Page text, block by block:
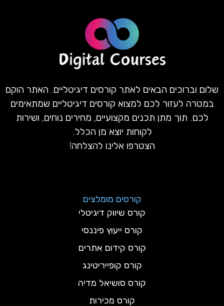
שלום וברוכים הבאים לאתר קורסים דיגיטליים. האתר הוקם
במטרה לעזור לכם למצוא קורסים דיגיטליים שמתאימים
לכם. תוך מתן תכנים מקצועיים, מחירים נוחים, ושירות
לקוחות יוצא מן הכלל.
הצטרפו אלינו להצלחה!
קורסים מומלצים
קורס שיווק דיגיטלי
קורס ייעוץ פיננסי
קורס קידום אתרים
קורס קופייריטינג
קורס סושיאל מדיה
קורס מכירות